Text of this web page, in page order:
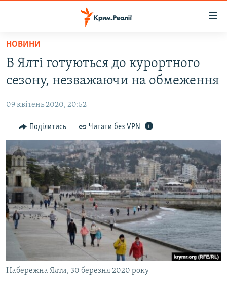
Перейти
основного
матеріалу
до
навігації
Перейти
до
пошуку
ВІДЕО ТА ФОТО
ПОЛІТИКА
БЛОГИ
ПОГЛЯД
ІНТЕРВ'Ю
ВСЕ ЗА ДЕНЬ
СПЕЦПРОЕКТИ
ДЕПОРТАЦІЯ
ВІДЕОУРОКИ «ELIFBE»
УКРАЇНСЬКА ПРОБЛЕМА КРИМУ
ЯК ОБІЙТИ БЛОКУВАННЯ
Русский
Qırımtatar
НОВИНИ
В Ялті готуються до курортного
сезону, незважаючи на обмеження
09 квітень 2020, 20:52
Поділитись Читати без VPN
Набережна Ялти, 30 березня 2020 року